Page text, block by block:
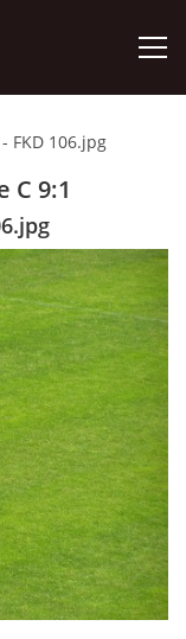
FKD 106.jpg
C 9:1